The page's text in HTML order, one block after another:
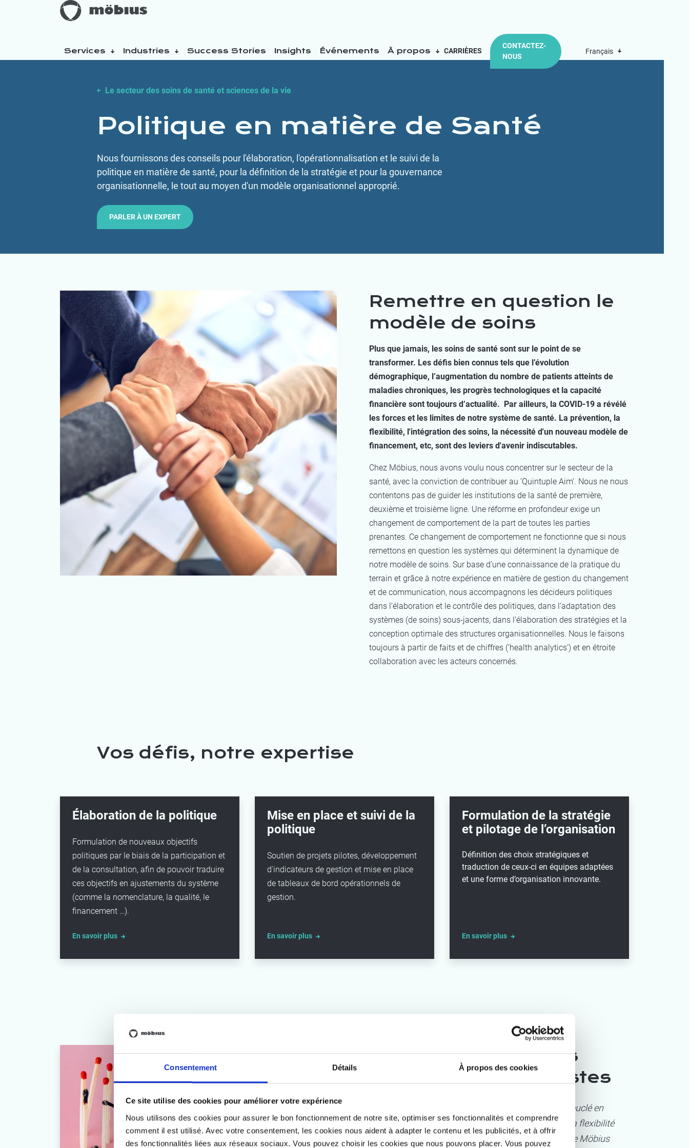
Consentement Détails À propos des cookies
Ce site utilise des cookies pour améliorer votre expérience
Nous utilisons des cookies pour assurer le bon fonctionnement de notre site, optimiser ses fonctionnalités et comprendre
comment il est utilisé. Avec votre consentement, les cookies nous aident à adapter le contenu et les publicités, et à offrir
des fonctionnalités liées aux réseaux sociaux. Vous pouvez choisir les cookies que nous pouvons placer. Vous pouvez
Services Industries Success Stories Insights Événements À propos CARRIÈRES
CONTACTEZ-
NOUS
Français
Le secteur des soins de santé et sciences de la vie
Politique en matière de Santé
Nous fournissons des conseils pour l'élaboration, l'opérationnalisation et le suivi de la
politique en matière de santé, pour la définition de la stratégie et pour la gouvernance
organisationnelle, le tout au moyen d'un modèle organisationnel approprié.
PARLER À UN EXPERT
Remettre en question le
modèle de soins
Plus que jamais, les soins de santé sont sur le point de se
transformer. Les défis bien connus tels que l’évolution
démographique, l’augmentation du nombre de patients atteints de
maladies chroniques, les progrès technologiques et la capacité
financière sont toujours d’actualité. Par ailleurs, la COVID-19 a révélé
les forces et les limites de notre système de santé. La prévention, la
flexibilité, l'intégration des soins, la nécessité d'un nouveau modèle de
financement, etc, sont des leviers d'avenir indiscutables.
Chez Möbius, nous avons voulu nous concentrer sur le secteur de la
santé, avec la conviction de contribuer au ‘Quintuple Aim’. Nous ne nous
contentons pas de guider les institutions de la santé de première,
deuxième et troisième ligne. Une réforme en profondeur exige un
changement de comportement de la part de toutes les parties
prenantes. Ce changement de comportement ne fonctionne que si nous
remettons en question les systèmes qui déterminent la dynamique de
notre modèle de soins. Sur base d’une connaissance de la pratique du
terrain et grâce à notre expérience en matière de gestion du changement
et de communication, nous accompagnons les décideurs politiques
dans l’élaboration et le contrôle des politiques, dans l’adaptation des
systèmes (de soins) sous-jacents, dans l’élaboration des stratégies et la
conception optimale des structures organisationnelles. Nous le faisons
toujours à partir de faits et de chiffres (‘health analytics’) et en étroite
collaboration avec les acteurs concernés.
Vos défis, notre expertise
Élaboration de la politique
Formulation de nouveaux objectifs
politiques par le biais de la participation et
de la consultation, afin de pouvoir traduire
ces objectifs en ajustements du système
(comme la nomenclature, la qualité, le
financement …).
En savoir plus
Mise en place et suivi de la
politique
Soutien de projets pilotes, développement
d'indicateurs de gestion et mise en place
de tableaux de bord opérationnels de
gestion.
En savoir plus
Formulation de la stratégie
et pilotage de l’organisation
Définition des choix stratégiques et
traduction de ceux-ci en équipes adaptées
et une forme d’organisation innovante.
En savoir plus
Nos clients
enthousiastes
Notre projet a été bouclé en
très peu de temps. La flexibilité
des collaborateurs de Möbius